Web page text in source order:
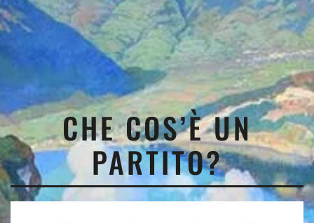
CHE COS’È UN
PARTITO?